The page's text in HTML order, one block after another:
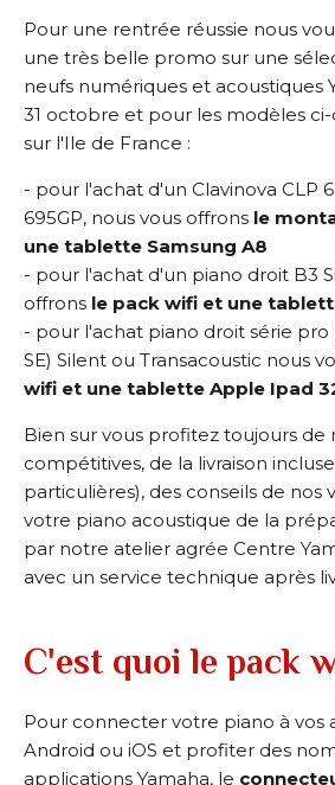
Pour une rentrée réussie nous
une très belle promo sur une
neufs numériques et acoustiques
31 octobre et pour les modèles ci-
sur l'Ile de France :
- pour l'achat d'un Clavinova CLP
695GP, nous vous offrons le
une tablette Samsung A8
- pour l'achat d'un piano droit B3
offrons le pack wifi et une
- pour l'achat piano droit série pro
SE) Silent ou Transacoustic nous
wifi et une tablette Apple Ipad
Bien sur vous profitez toujours de
compétitives, de la livraison
particulières), des conseils de nos
votre piano acoustique de la
par notre atelier agrée Centre
avec un service technique après
C'est quoi le pack
Pour connecter votre piano à vos
Android ou iOS et profiter des
applications Yamaha, le